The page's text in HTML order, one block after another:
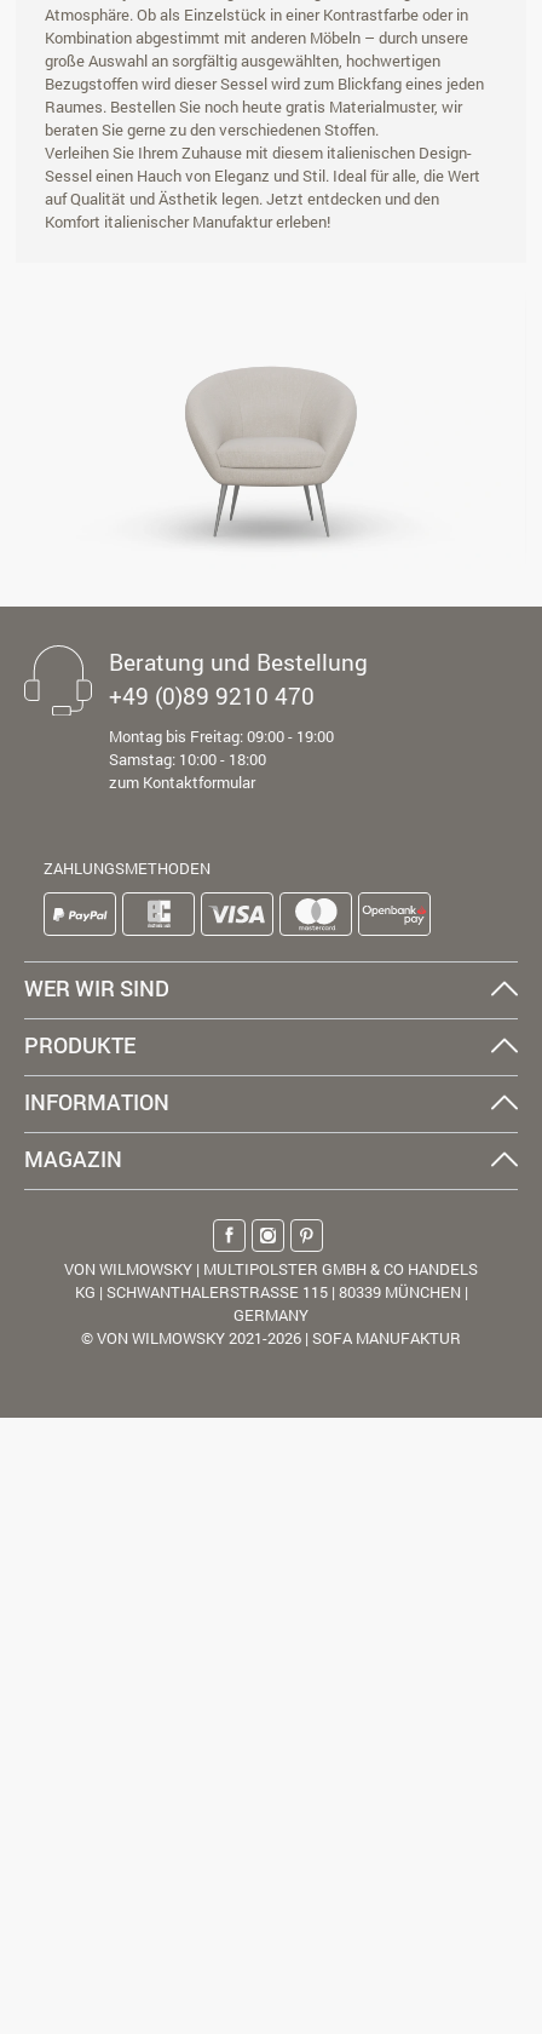
Atmosphäre. Ob als Einzelstück in einer Kontrastfarbe oder in
Kombination abgestimmt mit anderen Möbeln – durch unsere
große Auswahl an sorgfältig ausgewählten, hochwertigen
Bezugstoffen wird dieser Sessel wird zum Blickfang eines jeden
Raumes. Bestellen Sie noch heute gratis Materialmuster, wir
beraten Sie gerne zu den verschiedenen Stoffen.
Verleihen Sie Ihrem Zuhause mit diesem italienischen Design-
Sessel einen Hauch von Eleganz und Stil. Ideal für alle, die Wert
auf Qualität und Ästhetik legen. Jetzt entdecken und den
Komfort italienischer Manufaktur erleben!
Beratung und Bestellung
+49 (0)89 9210 470
Montag bis Freitag: 09:00 - 19:00
Samstag: 10:00 - 18:00
zum Kontaktformular
ZAHLUNGSMETHODEN
WER WIR SIND
PRODUKTE
INFORMATION
MAGAZIN
VON WILMOWSKY | MULTIPOLSTER GMBH & CO HANDELS
KG | SCHWANTHALERSTRASSE 115 | 80339 MÜNCHEN |
GERMANY
© VON WILMOWSKY 2021-2026 | SOFA MANUFAKTUR